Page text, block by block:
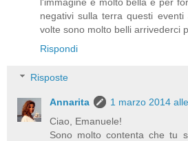
l'immagine è molto bella e per
negativi sulla terra questi
volte sono molto belli arrivederci
Rispondi
Risposte
Annarita
1 marzo 2014
Ciao, Emanuele!
Sono molto contenta che tu